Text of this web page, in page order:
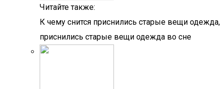
Читайте также:
К чему снится приснились старые вещи одежда,
приснились старые вещи одежда во сне